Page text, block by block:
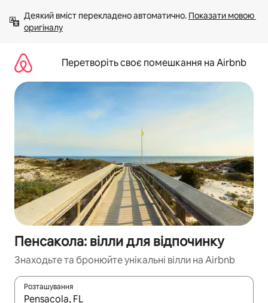
вмісту
Деякий вміст перекладено автоматично. Показати мовою
оригіналу
Перетворіть своє помешкання на Airbnb
Пенсакола: вілли для відпочинку
Знаходьте та бронюйте унікальні вілли на Airbnb
Розташування
Отримавши результати пошуку, використовуйте для